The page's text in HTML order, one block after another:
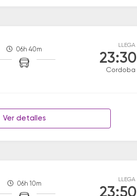
06h 40m
LLEGA
23:30
Cordoba
Ver detalles
06h 10m
LLEGA
23:50